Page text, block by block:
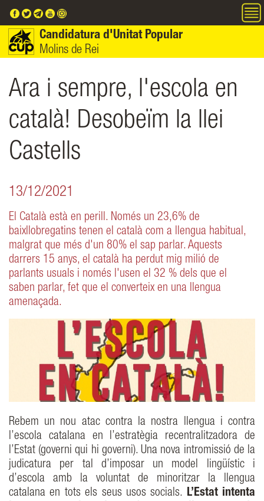
Candidatura d'Unitat Popular
Molins de Rei
Ara i sempre, l'escola en
català! Desobeïm la llei
Castells
13/12/2021
El Català està en perill. Només un 23,6% de
baixllobregatins tenen el català com a llengua habitual,
malgrat que més d'un 80% el sap parlar. Aquests
darrers 15 anys, el català ha perdut mig milió de
parlants usuals i només l'usen el 32 % dels que el
saben parlar, fet que el converteix en una llengua
amenaçada.
Rebem un nou atac contra la nostra llengua i contra
l’escola catalana en l’estratègia recentralitzadora de
l’Estat (governi qui hi governi). Una nova intromissió de la
judicatura per tal d’imposar un model lingüístic i
d’escola amb la voluntat de minoritzar la llengua
catalana en tots els seus usos socials. L’Estat intenta